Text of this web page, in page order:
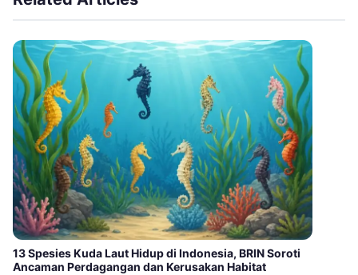
13 Spesies Kuda Laut Hidup di Indonesia, BRIN Soroti
Ancaman Perdagangan dan Kerusakan Habitat